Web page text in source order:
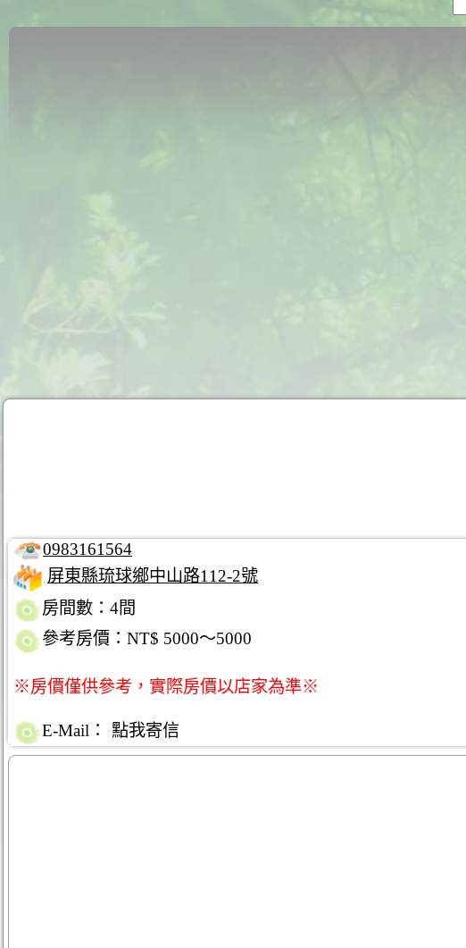
0983161564
屏東縣琉球鄉中山路112-2號
房間數：4間
參考房價：NT$ 5000～5000
※房價僅供參考，實際房價以店家為準※
E-Mail： 點我寄信